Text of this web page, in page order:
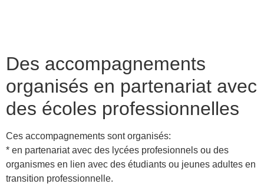
Des accompagnements
organisés en partenariat avec
des écoles professionnelles
Ces accompagnements sont organisés:
* en partenariat avec des lycées profesionnels ou des
organismes en lien avec des étudiants ou jeunes adultes en
transition professionnelle.